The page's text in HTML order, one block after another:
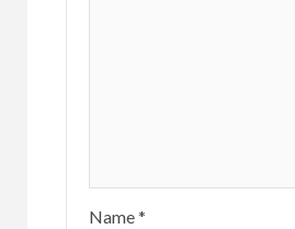
Name*